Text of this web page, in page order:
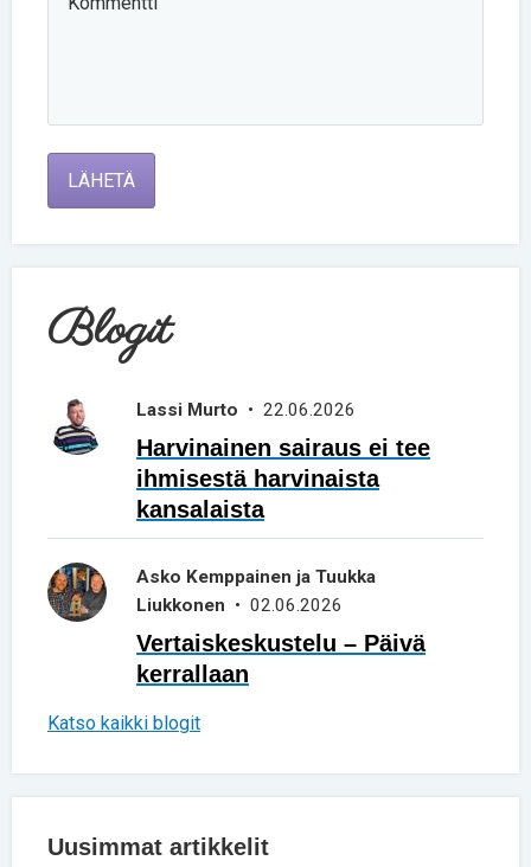
LÄHETÄ
Blogit
Lassi Murto • 22.06.2026
Harvinainen sairaus ei tee
ihmisestä harvinaista
kansalaista
Asko Kemppainen ja Tuukka
Liukkonen • 02.06.2026
Vertaiskeskustelu – Päivä
kerrallaan
Katso kaikki blogit
Uusimmat artikkelit